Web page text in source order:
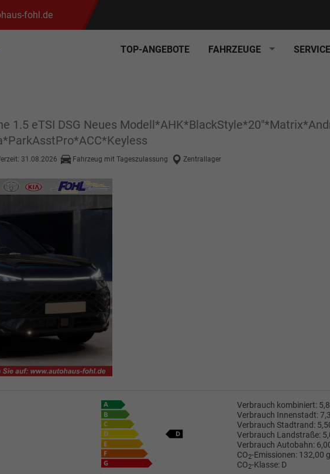
fohl.de
TOP-ANGEBOTE FAHRZEUGE SERVICE
1.5 eTSI DSG Neues
31.08.2026 Fahrzeug mit Tageszulassung Zentrallager
Verbrauch kombiniert:
Verbrauch Innenstadt:
Verbrauch Stadtrand:
Verbrauch Landstraße:
Verbrauch Autobahn:
CO2-Emissionen: 132,00
CO2-Klasse: D